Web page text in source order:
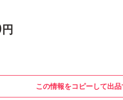
円
この情報をコピーして出品